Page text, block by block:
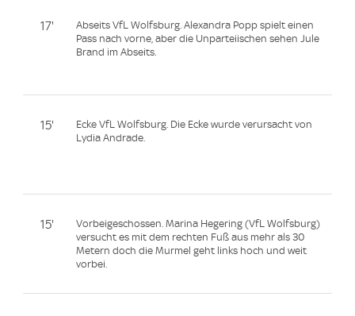
17'
Abseits VfL Wolfsburg. Alexandra Popp spielt einen
Pass nach vorne, aber die Unparteiischen sehen Jule
Brand im Abseits.
15'
Ecke VfL Wolfsburg. Die Ecke wurde verursacht von
Lydia Andrade.
15'
Vorbeigeschossen. Marina Hegering (VfL Wolfsburg)
versucht es mit dem rechten Fuß aus mehr als 30
Metern doch die Murmel geht links hoch und weit
vorbei.